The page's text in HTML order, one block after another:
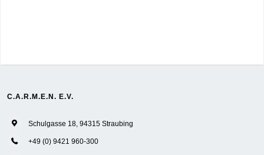
C.A.R.M.E.N. E.V.
Schulgasse 18, 94315 Straubing
+49 (0) 9421 960-300